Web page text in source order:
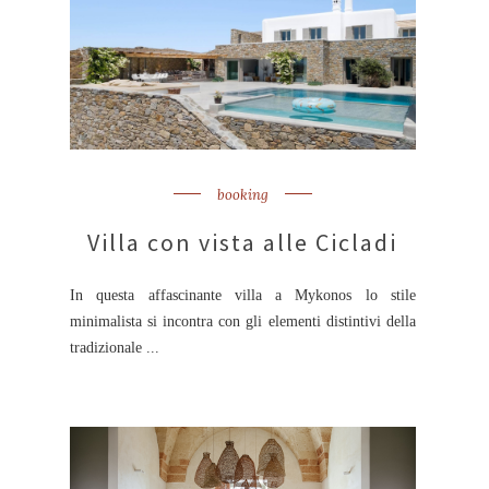
booking
Villa con vista alle Cicladi
In questa affascinante villa a Mykonos lo stile
minimalista si incontra con gli elementi distintivi della
tradizionale ...